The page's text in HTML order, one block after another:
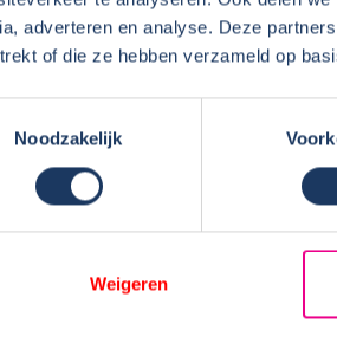
adverteren en analyse. Deze
of die ze hebben verzameld op
Noodzakelijk
Weigeren
die u gehuurd hebt?
zeer volledig inventaris. Heerlijk
te groot. Mochten we eventueel
camper bij Noorderzon Campers
bij ons in de buurt beschikbaar was.
en/of uitleg van Noorderzon
en ook bij de eerste bezichtiging